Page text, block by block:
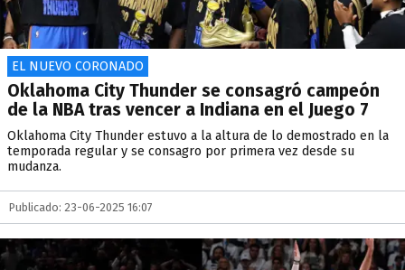
EL NUEVO CORONADO
Oklahoma City Thunder se consagró campeón
de la NBA tras vencer a Indiana en el Juego 7
Oklahoma City Thunder estuvo a la altura de lo demostrado en la
temporada regular y se consagro por primera vez desde su
mudanza.
Publicado: 23-06-2025 16:07